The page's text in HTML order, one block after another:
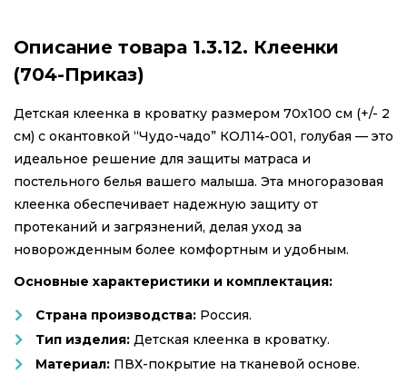
Описание товара 1.3.12. Клеенки
(704-Приказ)
Детская клеенка в кроватку размером 70х100 см (+/- 2
см) с окантовкой “Чудо-чадо” КОЛ14-001, голубая — это
идеальное решение для защиты матраса и
постельного белья вашего малыша. Эта многоразовая
клеенка обеспечивает надежную защиту от
протеканий и загрязнений, делая уход за
новорожденным более комфортным и удобным.
Основные характеристики и комплектация:
Страна производства: Россия.
Тип изделия: Детская клеенка в кроватку.
Материал: ПВХ-покрытие на тканевой основе.